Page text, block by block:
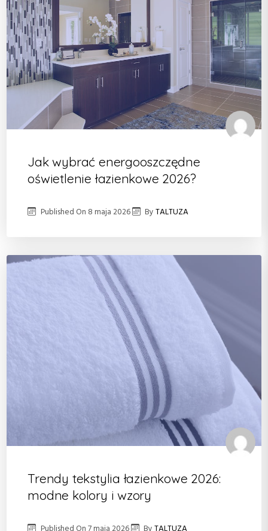
Jak wybrać energooszczędne
oświetlenie łazienkowe 2026?
Published On 8 maja 2026 ByTALTUZA
Trendy tekstylia łazienkowe 2026:
modne kolory i wzory